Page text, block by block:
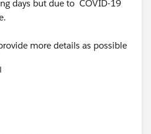
days but due to COVID-19
more details as possible